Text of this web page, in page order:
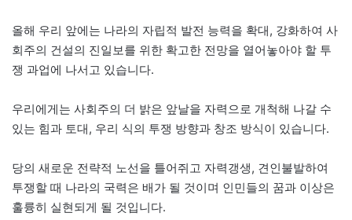
올해 우리 앞에는 나라의 자립적 발전 능력을 확대, 강화하여 사
회주의 건설의 진일보를 위한 확고한 전망을 열어놓아야 할 투
쟁 과업에 나서고 있습니다.
우리에게는 사회주의 더 밝은 앞날을 자력으로 개척해 나갈 수
있는 힘과 토대, 우리 식의 투쟁 방향과 창조 방식이 있습니다.
당의 새로운 전략적 노선을 틀어쥐고 자력갱생, 견인불발하여
투쟁할 때 나라의 국력은 배가 될 것이며 인민들의 꿈과 이상은
훌륭히 실현되게 될 것입니다.